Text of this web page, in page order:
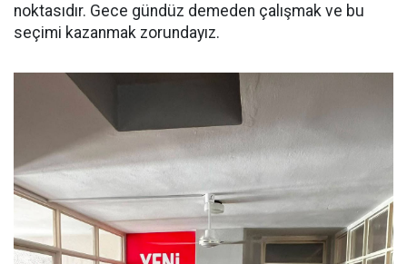
noktasıdır. Gece gündüz demeden çalışmak ve bu
seçimi kazanmak zorundayız.